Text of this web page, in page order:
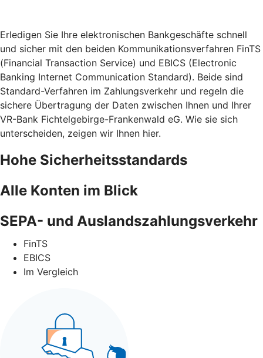
Erledigen Sie Ihre elektronischen Bankgeschäfte schnell
und sicher mit den beiden Kommunikationsverfahren FinTS
(Financial Transaction Service) und EBICS (Electronic
Banking Internet Communication Standard). Beide sind
Standard-Verfahren im Zahlungsverkehr und regeln die
sichere Übertragung der Daten zwischen Ihnen und Ihrer
VR-Bank Fichtelgebirge-Frankenwald eG. Wie sie sich
unterscheiden, zeigen wir Ihnen hier.
Hohe Sicherheitsstandards
Alle Konten im Blick
SEPA- und Auslandszahlungsverkehr
FinTS
EBICS
Im Vergleich